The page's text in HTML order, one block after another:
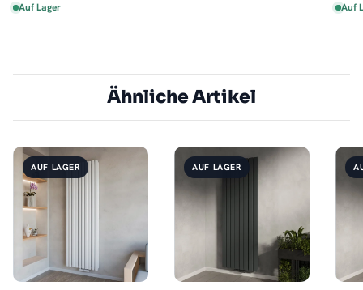
Auf Lager Auf
Ähnliche Artikel
AUF LAGER AUF LAGER